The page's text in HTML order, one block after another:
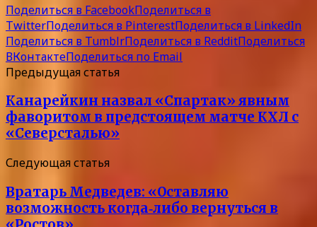
Поделиться в FacebookПоделиться в
TwitterПоделиться в PinterestПоделиться в LinkedIn
Поделиться в TumblrПоделиться в RedditПоделиться
ВКонтактеПоделиться по Email
Предыдущая статья
Канарейкин назвал «Спартак» явным
фаворитом в предстоящем матче КХЛ с
«Северсталью»
Следующая статья
Вратарь Медведев: «Оставляю
возможность когда‑либо вернуться в